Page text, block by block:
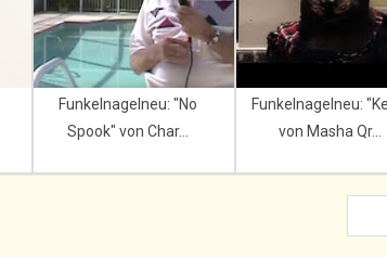
Funkelnagelneu: "No
Spook" von Char...
Funkelnagelneu:
von Masha Qr...